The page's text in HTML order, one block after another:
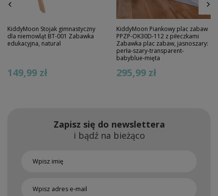
KiddyMoon Stojak gimnastyczny
dla niemowląt BT-001 Zabawka
edukacyjna, natural
149,99 zł
KiddyMoon Piankowy plac zabaw
PPZP-OK30D-112 z piłeczkami
Zabawka plac zabaw, jasnoszary:
perła-szary-transparent-
babyblue-mięta
295,99 zł
Zapisz się do newslettera
i bądź na bieżąco